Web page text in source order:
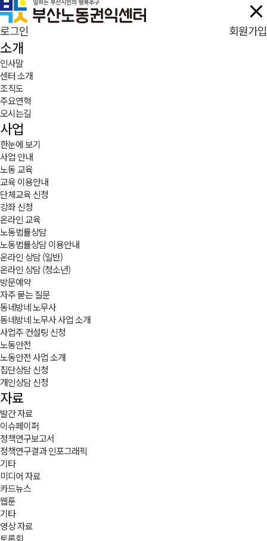
로그인 회원가입
소개
인사말
센터 소개
조직도
주요연혁
오시는길
사업
한눈에 보기
사업 안내
노동 교육
교육 이용안내
단체교육 신청
강좌 신청
온라인 교육
노동법률상담
노동법률상담 이용안내
온라인 상담 (일반)
온라인 상담 (청소년)
방문예약
자주 묻는 질문
동네방네 노무사
동네방네 노무사 사업 소개
사업주 컨설팅 신청
노동안전
노동안전 사업 소개
집단상담 신청
개인상담 신청
자료
발간 자료
이슈페이퍼
정책연구보고서
정책연구결과 인포그래픽
기타
미디어 자료
카드뉴스
웹툰
기타
영상 자료
토론회